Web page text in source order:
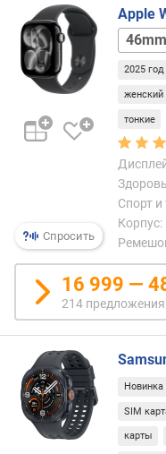
о
т
д
е
ш
в
ы
р
о
г
и
м
о
т
д
о
р
Спросить
Apple
42mm
5G
5G
2025 год
женский
тонкие
Спорт и
Корпус:
16 999 —
214 предложения
Новинка
SIM
карты